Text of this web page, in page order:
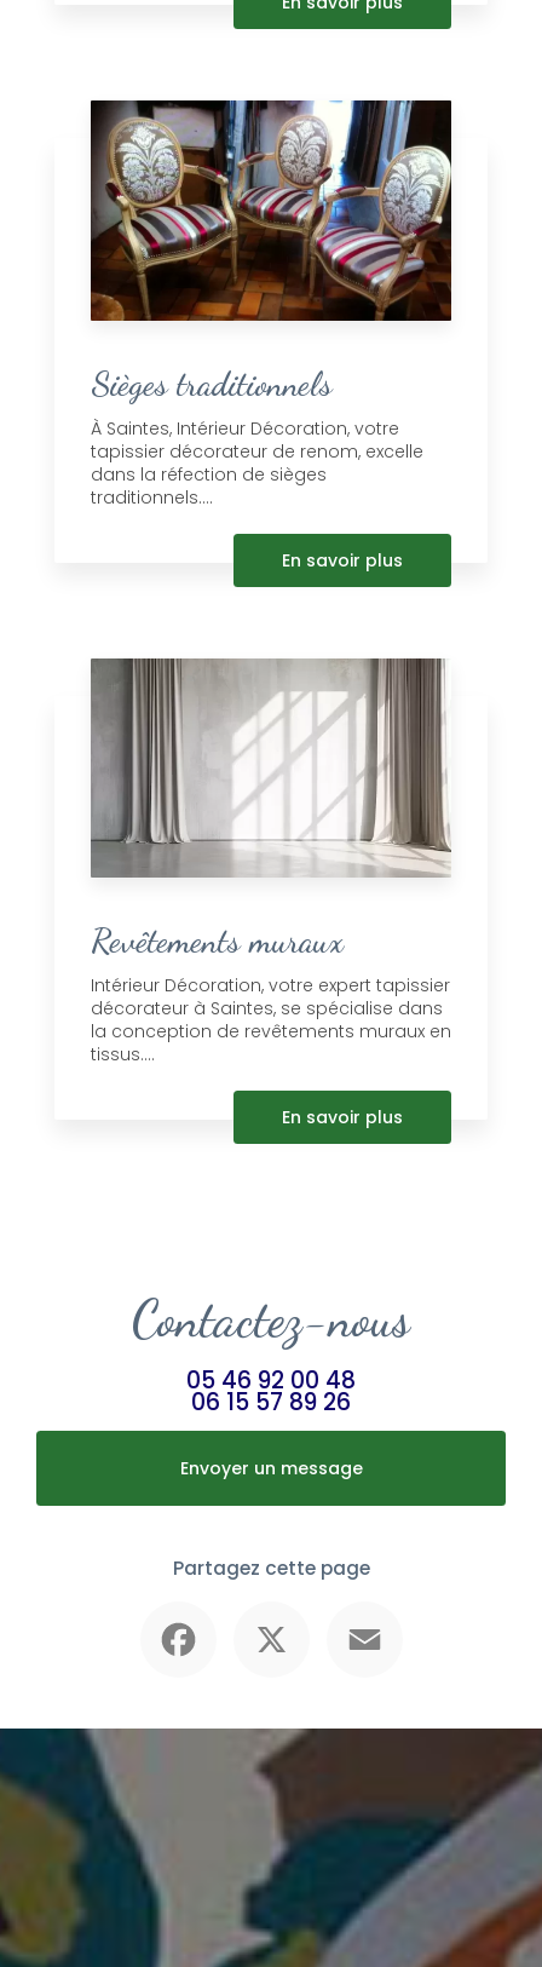
Sièges traditionnels
À Saintes, Intérieur Décoration, votre
tapissier décorateur de renom, excelle
dans la réfection de sièges
traditionnels....
En savoir plus
Revêtements muraux
Intérieur Décoration, votre expert tapissier
décorateur à Saintes, se spécialise dans
la conception de revêtements muraux en
tissus....
En savoir plus
Contactez-nous
05 46 92 00 48
06 15 57 89 26
Envoyer un message
Partagez cette page